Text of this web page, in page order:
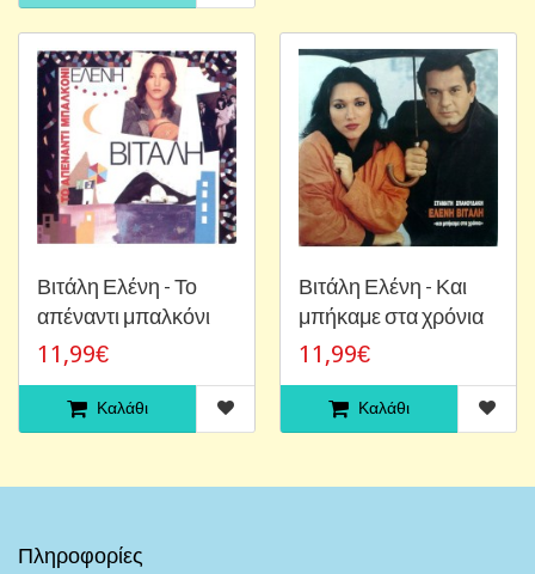
Βιτάλη Ελένη - Το
απέναντι μπαλκόνι
11,99€
Καλάθι
Βιτάλη Ελένη - Και
μπήκαμε στα χρόνια
11,99€
Καλάθι
Πληροφορίες